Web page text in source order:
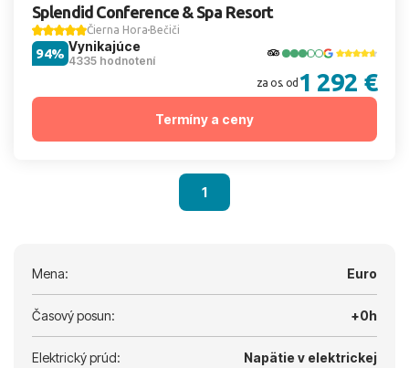
Splendid Conference & Spa Resort
Čierna Hora Bečiči
Vynikajúce
4335 hodnotení
94%
za os. od 1 292 €
Termíny a ceny
1
Mena: Euro
Časový posun: +0h
Elektrický prúd:
Napätie v elektrickej